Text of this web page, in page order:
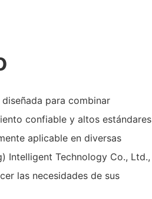
para combinar
confiable y altos estándares
aplicable en diversas
Intelligent Technology Co., Ltd.,
las necesidades de sus